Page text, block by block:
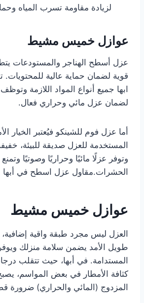
لزيادة مقاومة تسرب المياه
عوازل خميس مشيط
عزل أسطح الهناجر والمستودعات
قوية لضمان حماية عالية
ابها جميع أنواع المواد اللازمة
لضمان عزل مائي وحراري فعال.
أما عزل فوم للشينكو فيُعتبر الخيار
المستخدمة للعزل صديقة للبيئة،
وتوفر عزلًا مائيًا وحراريًا وصوتيًا وتمنع
الحشرات.مقاول عزل اسطح في أبها
عوازل خميس مشيط
العزل ليس مجرد طبقة واقية إضافية،
طويل الأمد يضمن سلامة منزلك
المستدامة. في أبها، حيث تتقلب
كثافة الأمطار في بعض المواسم،
المزدوج (المائي والحراري) ضرورة